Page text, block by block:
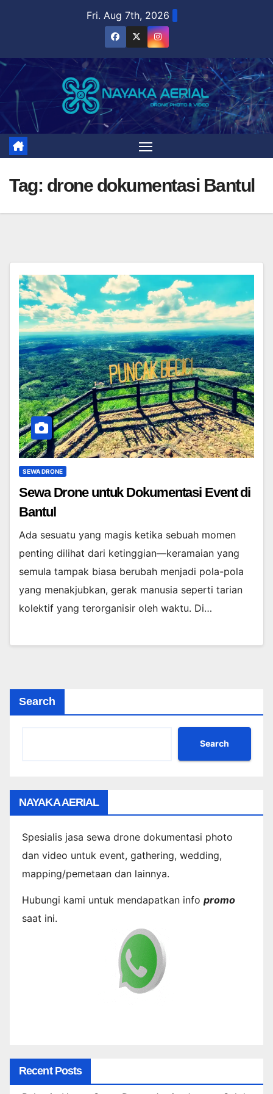
Fri. Aug 7th, 2026
Tag: drone dokumentasi Bantul
SEWA DRONE
Sewa Drone untuk Dokumentasi Event di
Bantul
Ada sesuatu yang magis ketika sebuah momen
penting dilihat dari ketinggian—keramaian yang
semula tampak biasa berubah menjadi pola-pola
yang menakjubkan, gerak manusia seperti tarian
kolektif yang terorganisir oleh waktu. Di…
Search
Search
NAYAKA AERIAL
Spesialis jasa sewa drone dokumentasi photo
dan video untuk event, gathering, wedding,
mapping/pemetaan dan lainnya.
Hubungi kami untuk mendapatkan info promo
saat ini.
Recent Posts